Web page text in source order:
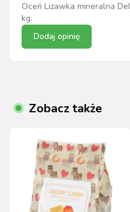
Oceń Lizawka mineralna
kg.
Dodaj opinię
Zobacz także